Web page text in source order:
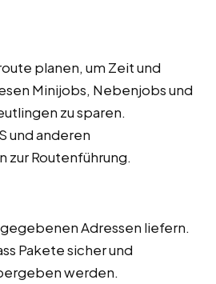
planen, um Zeit und
Minijobs, Nebenjobs und
zu sparen.
und anderen
zur Routenführung.
Adressen liefern.
Pakete sicher und
werden.